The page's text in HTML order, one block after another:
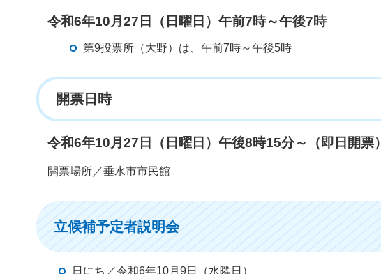
令和6年10月27日（日曜日）午前7時～午後7時
第9投票所（大野）は、午前7時～午後5時
開票日時
令和6年10月27日（日曜日）午後8時15分～（即日開票）
開票場所／垂水市市民館
立候補予定者説明会
日にち／令和6年10月9日（水曜日）